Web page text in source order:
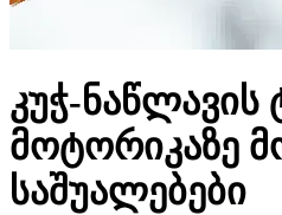
კუჭ-ნაწლავის
მოტორიკაზე
საშუალებები